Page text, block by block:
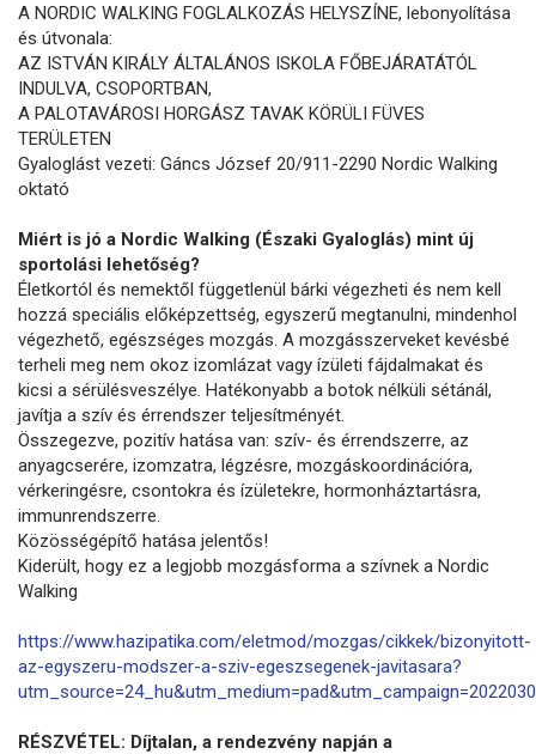
A NORDIC WALKING FOGLALKOZÁS HELYSZÍNE, lebonyolítása
és útvonala:
AZ ISTVÁN KIRÁLY ÁLTALÁNOS ISKOLA FŐBEJÁRATÁTÓL
INDULVA, CSOPORTBAN,
A PALOTAVÁROSI HORGÁSZ TAVAK KÖRÜLI FÜVES
TERÜLETEN
Gyaloglást vezeti: Gáncs József 20/911-2290 Nordic Walking
oktató
Miért is jó a Nordic Walking (Északi Gyaloglás) mint új
sportolási lehetőség?
Életkortól és nemektől függetlenül bárki végezheti és nem kell
hozzá speciális előképzettség, egyszerű megtanulni, mindenhol
végezhető, egészséges mozgás. A mozgásszerveket kevésbé
terheli meg nem okoz izomlázat vagy ízületi fájdalmakat és
kicsi a sérülésveszélye. Hatékonyabb a botok nélküli sétánál,
javítja a szív és érrendszer teljesítményét.
Összegezve, pozitív hatása van: szív- és érrendszerre, az
anyagcserére, izomzatra, légzésre, mozgáskoordinációra,
vérkeringésre, csontokra és ízületekre, hormonháztartásra,
immunrendszerre.
Közösségépítő hatása jelentős!
Kiderült, hogy ez a legjobb mozgásforma a szívnek a Nordic
Walking
https://www.hazipatika.com/eletmod/mozgas/cikkek/bizonyitott-
az-egyszeru-modszer-a-sziv-egeszsegenek-javitasara?
RÉSZVÉTEL: Díjtalan, a rendezvény napján a